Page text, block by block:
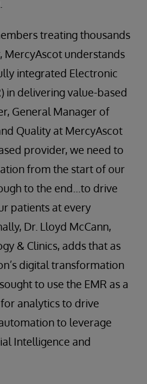
treating thousands
MercyAscot understands
integrated Electronic
in delivering value-based
General Manager of
Quality at MercyAscot
provider, we need to
from the start of our
to the end…to drive
patients at every
Dr. Lloyd McCann,
& Clinics, adds that as
digital transformation
to use the EMR as a
analytics to drive
to leverage
Intelligence and